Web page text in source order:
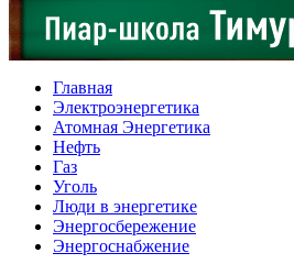
Главная
Электроэнергетика
Атомная Энергетика
Нефть
Газ
Уголь
Люди в энергетике
Энергосбережение
Энергоснабжение